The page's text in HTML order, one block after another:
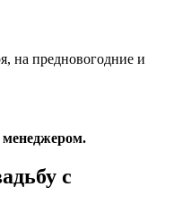
на предновогодние и
менеджером.
с